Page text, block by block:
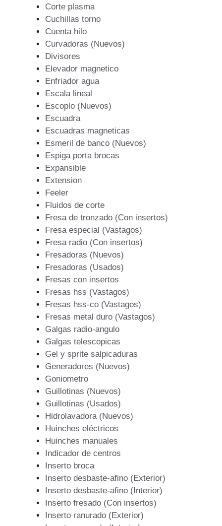
Corte plasma
Cuchillas torno
Cuenta hilo
Curvadoras (Nuevos)
Divisores
Elevador magnetico
Enfriador agua
Escala lineal
Escoplo (Nuevos)
Escuadra
Escuadras magneticas
Esmeril de banco (Nuevos)
Espiga porta brocas
Expansible
Extension
Feeler
Fluidos de corte
Fresa de tronzado (Con insertos)
Fresa especial (Vastagos)
Fresa radio (Con insertos)
Fresadoras (Nuevos)
Fresadoras (Usados)
Fresas con insertos
Fresas hss (Vastagos)
Fresas hss-co (Vastagos)
Fresas metal duro (Vastagos)
Galgas radio-angulo
Galgas telescopicas
Gel y sprite salpicaduras
Generadores (Nuevos)
Goniometro
Guillotinas (Nuevos)
Guillotinas (Usados)
Hidrolavadora (Nuevos)
Huinches eléctricos
Huinches manuales
Indicador de centros
Inserto broca
Inserto desbaste-afino (Exterior)
Inserto desbaste-afino (Interior)
Inserto fresado (Con insertos)
Inserto ranurado (Exterior)